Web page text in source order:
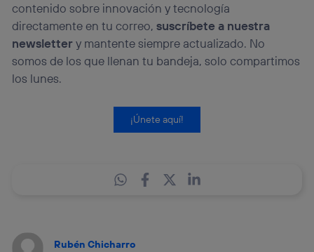
contenido sobre innovación y tecnología
directamente en tu correo,suscríbete a nuestra
newslettery mantente siempre actualizado. No
somos de los que llenan tu bandeja, solo compartimos
los lunes.
¡Únete aquí!
Rubén Chicharro